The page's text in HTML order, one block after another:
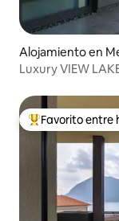
Alojamiento en
Luxury VIEW
Favorito entre
Favorito entre